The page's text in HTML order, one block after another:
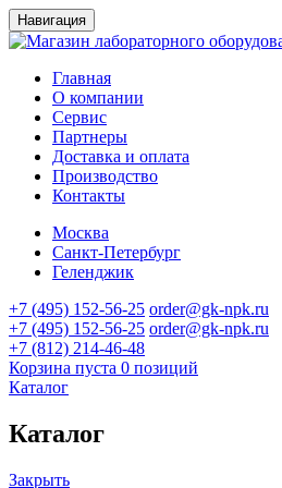
Навигация
Главная
О компании
Сервис
Партнеры
Доставка и оплата
Производство
Контакты
Москва
Санкт-Петербург
Геленджик
+7 (495) 152-56-25 order@gk-npk.ru
+7 (495) 152-56-25 order@gk-npk.ru
+7 (812) 214-46-48
Корзина пуста 0 позиций
Каталог
Каталог
Закрыть